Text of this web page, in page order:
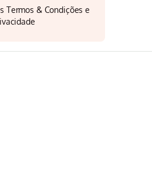
Termos & Condições e